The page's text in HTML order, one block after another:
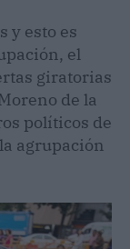
y esto es
el
giratorias
de la
políticos de
agrupación